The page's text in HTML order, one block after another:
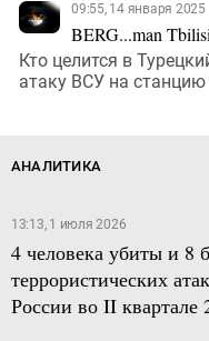
09:55, 14 января 2025
BERG...man
Кто целится в
атаку ВСУ на станцию
АНАЛИТИКА
13:13, 1 июля 2026
4 человека убиты и
террористических
России во II квартале